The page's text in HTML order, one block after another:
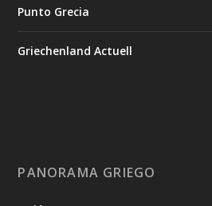
Punto Grecia
Griechenland Actuell
PANORAMA GRIEGO